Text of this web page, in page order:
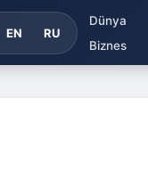
EN RU
Dünya
Biznes